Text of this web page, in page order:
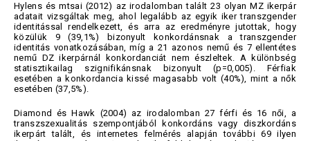
Hylens és mtsai (2012) az irodalomban talált 23 olyan MZ ikerpár
adatait vizsgáltak meg, ahol legalább az egyik iker transzgender
identitással rendelkezett, és arra az eredményre jutottak, hogy
közülük 9 (39,1%) bizonyult konkordánsnak a transzgender
identitás vonatkozásában, míg a 21 azonos nemű és 7 ellentétes
nemű DZ ikerpárnál konkordanciát nem észleltek. A különbség
statisztikailag szignifikánsnak bizonyult (p=0,005). Férfiak
esetében a konkordancia kissé magasabb volt (40%), mint a nők
esetében (37,5%).
Diamond és Hawk (2004) az irodalomban 27 férfi és 16 női, a
transzszexualitás szempontjából konkordáns vagy diszkordáns
ikerpárt talált, és internetes felmérés alapján további 69 ilyen